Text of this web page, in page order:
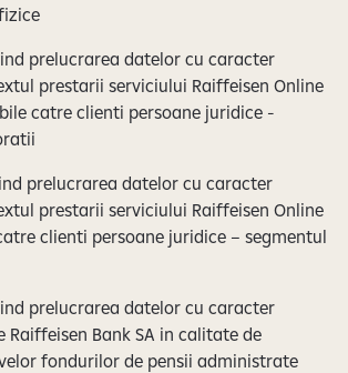
prelucrarea datelor cu caracter
prestarii serviciului Raiffeisen Online
catre clienti persoane juridice -
prelucrarea datelor cu caracter
prestarii serviciului Raiffeisen Online
clienti persoane juridice – segmentul
prelucrarea datelor cu caracter
Raiffeisen Bank SA in calitate de
fondurilor de pensii administrate